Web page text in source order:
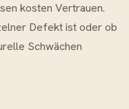
kosten Vertrauen.
Defekt ist oder ob
Schwächen